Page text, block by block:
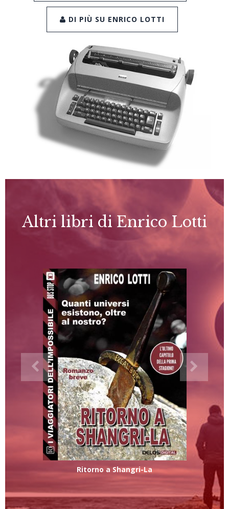
DI PIÙ SU ENRICO LOTTI
Altri libri di Enrico Lotti
Ritorno a Shangri-La